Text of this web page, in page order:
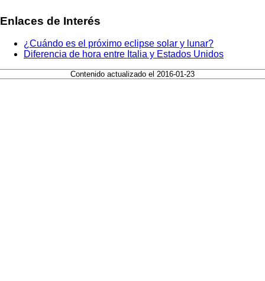
Enlaces de Interés
¿Cuándo es el próximo eclipse solar y lunar?
Diferencia de hora entre Italia y Estados Unidos
Contenido actualizado el 2016-01-23